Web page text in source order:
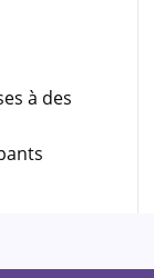
à des